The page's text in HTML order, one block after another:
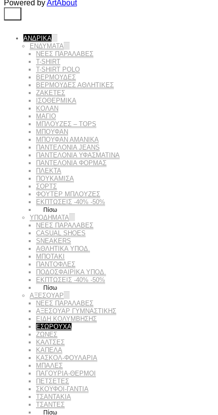
Powered byArtAbout
ΑΝΔΡΙΚΑ
ΕΝΔΥΜΑΤΑ
ΝΕΕΣ ΠΑΡΑΛΑΒΕΣ
T-SHIRT
T-SHIRT POLO
ΒΕΡΜΟΥΔΕΣ
ΒΕΡΜΟΥΔΕΣ ΑΘΛΗΤΙΚΕΣ
ΖΑΚΕΤΕΣ
ΙΣΟΘΕΡΜΙΚΆ
ΚΟΛΑΝ
ΜΑΓΙΟ
ΜΠΛΟΥΖΕΣ – TOPS
ΜΠΟΥΦΑΝ
ΜΠΟΥΦΆΝ ΑΜΆΝΙΚΑ
ΠΑΝΤΕΛΟΝΙΑ JEANS
ΠΑΝΤΕΛΟΝΙΑ ΥΦΑΣΜΑΤΙΝΑ
ΠΑΝΤΕΛΟΝΙΑ ΦΟΡΜΑΣ
ΠΛΕΚΤΑ
ΠΟΥΚΑΜΙΣΑ
ΣΟΡΤΣ
ΦΟΥΤΕΡ ΜΠΛΟΥΖΕΣ
ΕΚΠΤΏΣΕΙΣ -40% -50%
Πίσω
ΥΠΟΔΗΜΑΤΑ
ΝΕΕΣ ΠΑΡΑΛΑΒΕΣ
CASUAL SHOES
SNEAKERS
ΑΘΛΗΤΙΚΑ ΥΠΟΔ.
ΜΠΟΤΑΚΙ
ΠΑΝΤΟΦΛΕΣ
ΠΟΔΟΣΦΑΙΡΙΚΆ ΥΠΟΔ.
ΕΚΠΤΏΣΕΙΣ -40% -50%
Πίσω
ΑΞΕΣΟΥΑΡ
ΝΕΕΣ ΠΑΡΑΛΑΒΕΣ
ΑΞΕΣΟΥΑΡ ΓΥΜΝΑΣΤΙΚΗΣ
ΕΙΔΗ ΚΟΛΥΜΒΗΣΗΣ
ΕΣΩΡΟΥΧΑ
ΖΩΝΕΣ
ΚΑΛΤΣΕΣ
ΚΑΠΕΛΑ
ΚΑΣΚΟΛ-ΦΟΥΛΑΡΙΑ
ΜΠΑΛΕΣ
ΠΑΓΟΥΡΙΑ-ΘΕΡΜΟΙ
ΠΕΤΣΈΤΕΣ
ΣΚΟΥΦΟΙ-ΓΑΝΤΙΑ
ΤΣΑΝΤΑΚΙΑ
ΤΣΑΝΤΕΣ
Πίσω